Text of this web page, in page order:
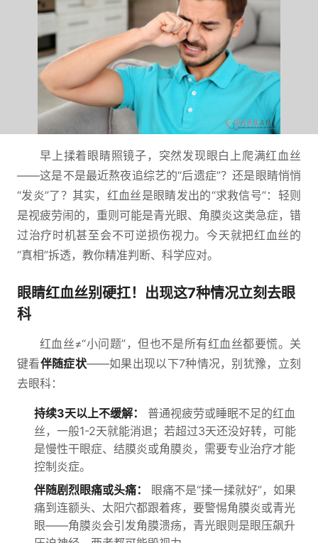
早上揉着眼睛照镜子，突然发现眼白上爬满红血丝
——这是不是最近熬夜追综艺的“后遗症”？还是眼睛悄悄
“发炎”了？其实，红血丝是眼睛发出的“求救信号”：轻则
是视疲劳闹的，重则可能是青光眼、角膜炎这类急症，错
过治疗时机甚至会不可逆损伤视力。今天就把红血丝的
“真相”拆透，教你精准判断、科学应对。
眼睛红血丝别硬扛！出现这7种情况立刻去眼
科
红血丝≠“小问题”，但也不是所有红血丝都要慌。关
键看伴随症状——如果出现以下7种情况，别犹豫，立刻
去眼科：
持续3天以上不缓解：
普通视疲劳或睡眠不足的红血
丝，一般1-2天就能消退；若超过3天还没好转，可能
是慢性干眼症、结膜炎或角膜炎，需要专业治疗才能
控制炎症。
伴随剧烈眼痛或头痛：
眼痛不是“揉一揉就好”，如果
痛到连额头、太阳穴都跟着疼，要警惕角膜炎或青光
眼——角膜炎会引发角膜溃疡，青光眼则是眼压飙升